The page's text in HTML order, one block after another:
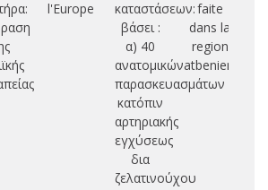
l'Europe
καταστάσεων:
βάσει :
α) 40
ανατομικών
παρασκευασμάτων
κατόπιν
αρτηριακής
εγχύσεως
δια
ζελατινούχου
faite
dans la
region
atbenienne